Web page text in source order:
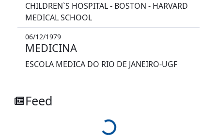
CHILDREN`S HOSPITAL - BOSTON - HARVARD
MEDICAL SCHOOL
06/12/1979
MEDICINA
ESCOLA MEDICA DO RIO DE JANEIRO-UGF
Feed Loading...